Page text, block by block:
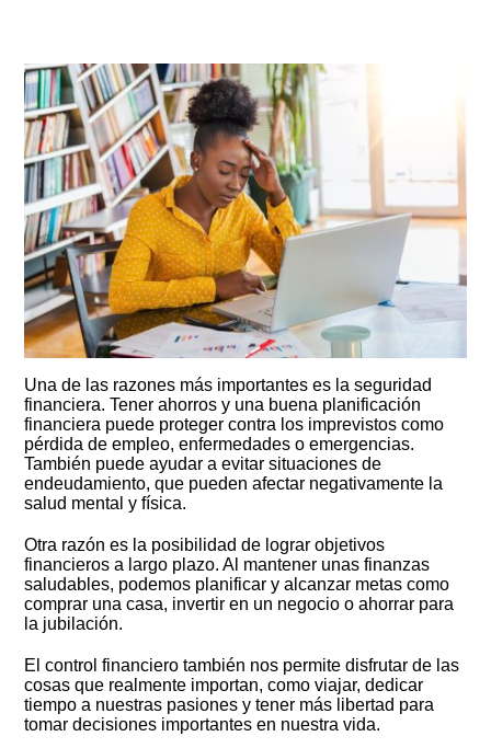
Una de las razones más importantes es la seguridad
financiera. Tener ahorros y una buena planificación
financiera puede proteger contra los imprevistos como
pérdida de empleo, enfermedades o emergencias.
También puede ayudar a evitar situaciones de
endeudamiento, que pueden afectar negativamente la
salud mental y física.
Otra razón es la posibilidad de lograr objetivos
financieros a largo plazo. Al mantener unas finanzas
saludables, podemos planificar y alcanzar metas como
comprar una casa, invertir en un negocio o ahorrar para
la jubilación.
El control financiero también nos permite disfrutar de las
cosas que realmente importan, como viajar, dedicar
tiempo a nuestras pasiones y tener más libertad para
tomar decisiones importantes en nuestra vida.